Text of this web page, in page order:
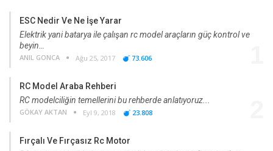
ESC Nedir Ve Ne İşe Yarar
Elektrik yani batarya ile çalışan rc model araçların güç kontrol ve
beyin…
ANIL GONCA Ağu 25, 2017 73.606
RC Model Araba Rehberi
RC modelciliğin temellerini bu rehberde anlatıyoruz...
GÖKAY AKTAN Eyl 9, 2018 23.808
Fırçalı Ve Fırçasız Rc Motor